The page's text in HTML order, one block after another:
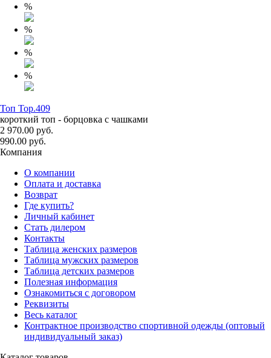
%
%
%
%
Топ Top.409
короткий топ - борцовка с чашками
2 970.00 руб.
990.00 руб.
Компания
О компании
Оплата и доставка
Возврат
Где купить?
Личный кабинет
Стать дилером
Контакты
Таблица женских размеров
Таблица мужских размеров
Таблица детских размеров
Полезная информация
Ознакомиться с договором
Реквизиты
Весь каталог
Контрактное производство спортивной одежды (оптовый
индивидуальный заказ)